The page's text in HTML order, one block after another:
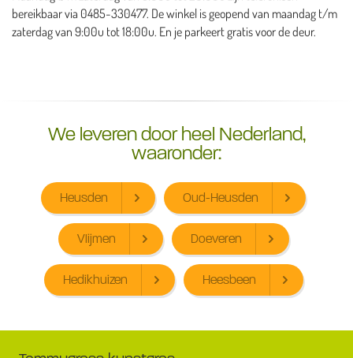
bereikbaar via 0485-330477. De winkel is geopend van maandag t/m
zaterdag van 9:00u tot 18:00u. En je parkeert gratis voor de deur.
We leveren door heel Nederland,
waaronder:
Heusden Oud-Heusden
Vlijmen Doeveren
Hedikhuizen Heesbeen